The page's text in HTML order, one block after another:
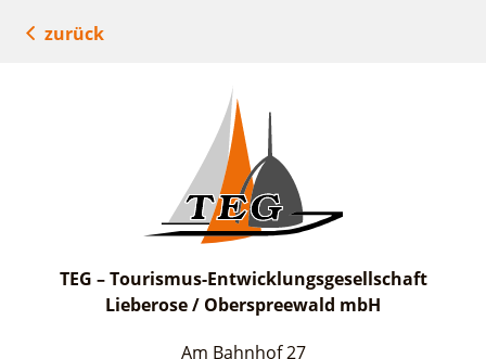
zurück
TEG – Tourismus-Entwicklungsgesellschaft
Lieberose / Oberspreewald mbH
Am Bahnhof 27